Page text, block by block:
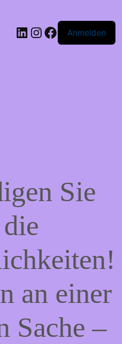
LinkedIn
Instagram
Facebook
Anmelden
Sie
an einer
Sache –